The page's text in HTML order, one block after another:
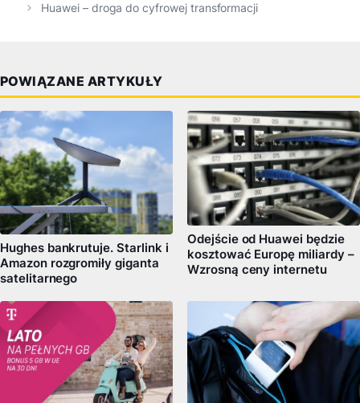
Huawei – droga do cyfrowej transformacji
POWIĄZANE ARTYKUŁY
Hughes bankrutuje. Starlink i
Amazon rozgromiły giganta
satelitarnego
Odejście od Huawei będzie
kosztować Europę miliardy –
Wzrosną ceny internetu